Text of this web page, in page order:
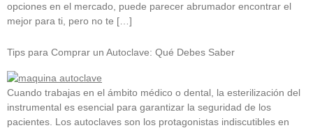
opciones en el mercado, puede parecer abrumador encontrar el
mejor para ti, pero no te […]
Tips para Comprar un Autoclave: Qué Debes Saber
Cuando trabajas en el ámbito médico o dental, la esterilización del
instrumental es esencial para garantizar la seguridad de los
pacientes. Los autoclaves son los protagonistas indiscutibles en